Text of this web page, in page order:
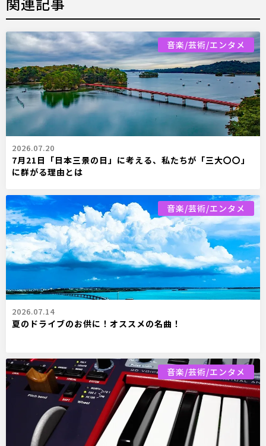
音楽/芸術/エンタメ
2026.07.20
7月21日「日本三景の日」に考える、私たちが「三大〇〇」
に群がる理由とは
音楽/芸術/エンタメ
2026.07.14
夏のドライブのお供に！オススメの名曲！
音楽/芸術/エンタメ